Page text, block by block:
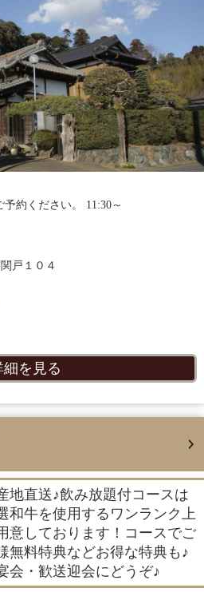
約ください。 11:30～
戸１０４
細を見る
地直送♪飲み放題付コースは
和牛を使用するワンランク上
意しております！コースでご
無料特典などお得な特典も♪
会・歓送迎会にどうぞ♪